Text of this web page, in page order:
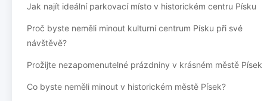
Jak najít ideální parkovací místo v historickém centru Písku
Proč byste neměli minout kulturní centrum Písku při své
návštěvě?
Prožijte nezapomenutelné prázdniny v krásném městě Písek
Co byste neměli minout v historickém městě Písek?